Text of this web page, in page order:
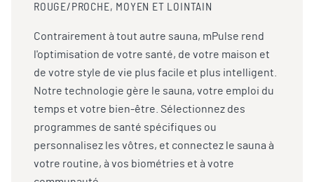
ROUGE/PROCHE, MOYEN ET LOINTAIN
Contrairement à tout autre sauna, mPulse rend
l'optimisation de votre santé, de votre maison et
de votre style de vie plus facile et plus intelligent.
Notre technologie gère le sauna, votre emploi du
temps et votre bien-être. Sélectionnez des
programmes de santé spécifiques ou
personnalisez les vôtres, et connectez le sauna à
votre routine, à vos biométries et à votre